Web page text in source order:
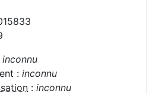
inconnu
: inconnu
: inconnu